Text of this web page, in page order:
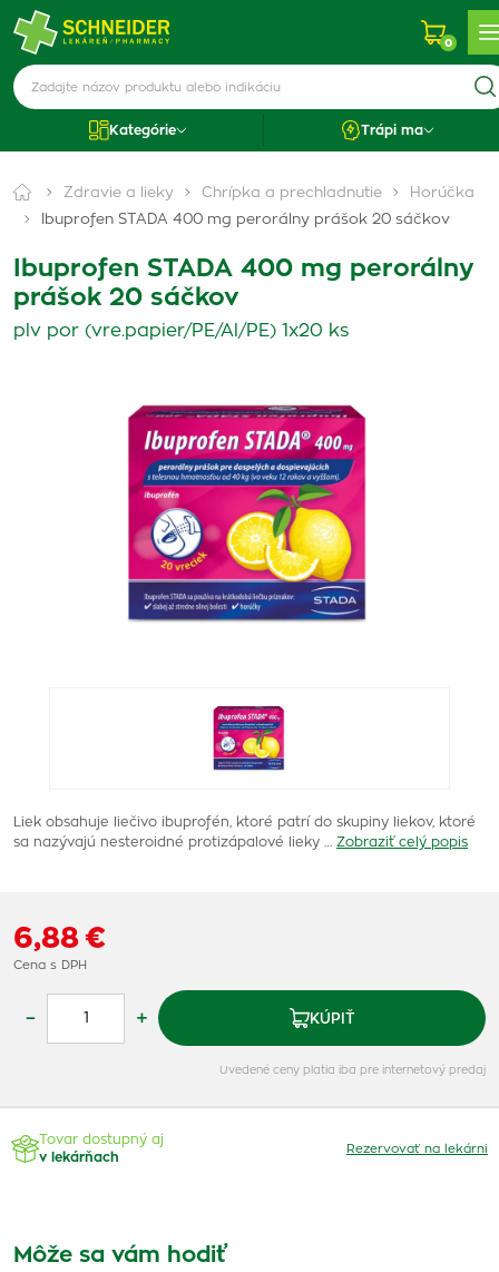
0
Kategórie Trápi ma
Zdravie a lieky Chrípka a prechladnutie
Horúčka
Ibuprofen STADA 400 mg perorálny prášok 20 sáčkov
Ibuprofen STADA 400 mg perorálny
prášok 20 sáčkov
plv por (vre.papier/PE/Al/PE) 1x20 ks
Liek obsahuje liečivo ibuprofén, ktoré patrí do skupiny liekov, ktoré
sa nazývajú nesteroidné protizápalové lieky …
Zobraziť celý popis
6,88 €
Cena s DPH
– + KÚPIŤ
Uvedené ceny platia iba pre internetový predaj
Tovar dostupný aj
v lekárňach
Rezervovať na lekárni
Môže sa vám hodiť